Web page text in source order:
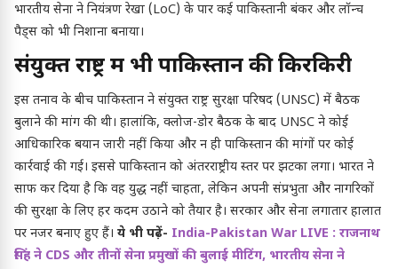
भारतीय सेना ने नियंत्रण रेखा (LoC) के पार कई पाकिस्तानी बंकर और लॉन्च
पैड्स को भी निशाना बनाया।
संयुक्त राष्ट्र में भी पाकिस्तान की किरकिरी
इस तनाव के बीच पाकिस्तान ने संयुक्त राष्ट्र सुरक्षा परिषद (UNSC) में बैठक
बुलाने की मांग की थी। हालांकि, क्लोज-डोर बैठक के बाद UNSC ने कोई
आधिकारिक बयान जारी नहीं किया और न ही पाकिस्तान की मांगों पर कोई
कार्रवाई की गई। इससे पाकिस्तान को अंतरराष्ट्रीय स्तर पर झटका लगा। भारत ने
साफ कर दिया है कि वह युद्ध नहीं चाहता, लेकिन अपनी संप्रभुता और नागरिकों
की सुरक्षा के लिए हर कदम उठाने को तैयार है। सरकार और सेना लगातार हालात
पर नजर बनाए हुए हैं। ये भी पढ़ें- India-Pakistan War LIVE : राजनाथ
सिंह ने CDS और तीनों सेना प्रमुखों की बुलाई मीटिंग, भारतीय सेना ने